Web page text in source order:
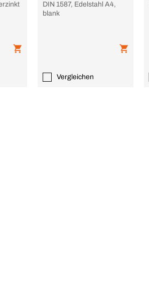
DIN 1587, Edelstahl A4,
blank
Vergleichen